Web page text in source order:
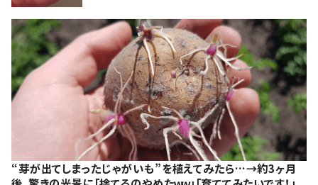
“芽が出てしまったじゃがいも”を植えてみたら…→約3ヶ月